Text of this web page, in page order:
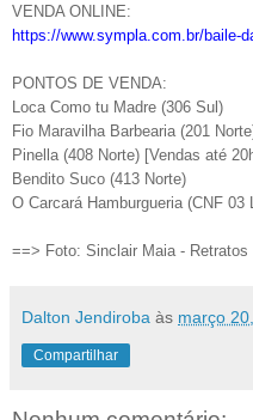
VENDA ONLINE:
https://www.sympla.com.br/baile-
PONTOS DE VENDA:
Loca Como tu Madre (306 Sul)
Fio Maravilha Barbearia (201
Pinella (408 Norte) [Vendas até
Bendito Suco (413 Norte)
O Carcará Hamburgueria (CNF 03
==> Foto: Sinclair Maia - Retratos
Dalton Jendiroba às março
Compartilhar